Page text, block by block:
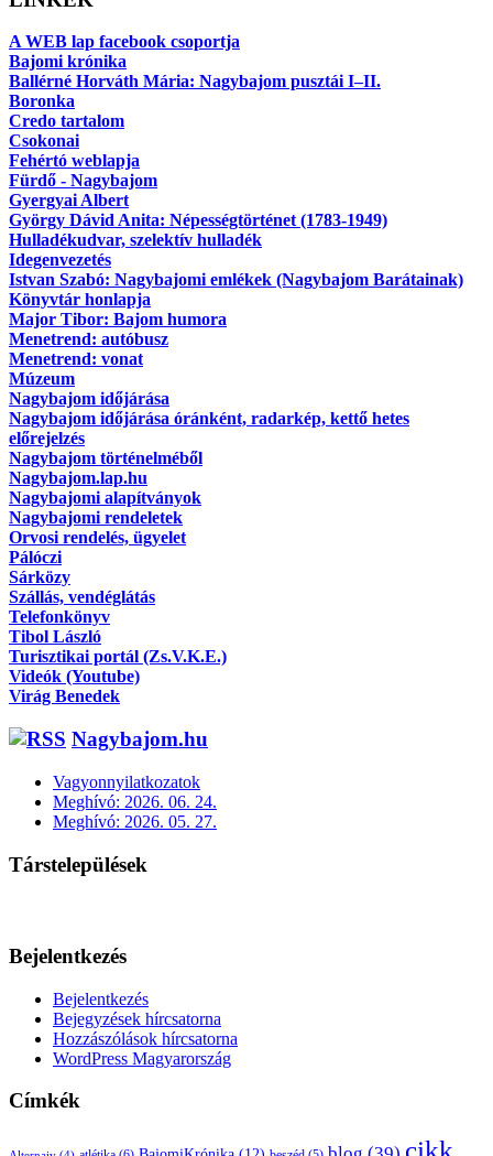
A WEB lap facebook csoportja
Bajomi krónika
Ballérné Horváth Mária: Nagybajom pusztái I–II.
Boronka
Credo tartalom
Csokonai
Fehértó weblapja
Fürdő - Nagybajom
Gyergyai Albert
György Dávid Anita: Népességtörténet (1783-1949)
Hulladékudvar, szelektív hulladék
Idegenvezetés
Istvan Szabó: Nagybajomi emlékek (Nagybajom Barátainak)
Könyvtár honlapja
Major Tibor: Bajom humora
Menetrend: autóbusz
Menetrend: vonat
Múzeum
Nagybajom időjárása
Nagybajom időjárása óránként, radarkép, kettő hetes
előrejelzés
Nagybajom történelméből
Nagybajom.lap.hu
Nagybajomi alapítványok
Nagybajomi rendeletek
Orvosi rendelés, ügyelet
Pálóczi
Sárközy
Szállás, vendéglátás
Telefonkönyv
Tibol László
Turisztikai portál (Zs.V.K.E.)
Videók (Youtube)
Virág Benedek
Nagybajom.hu
Vagyonnyilatkozatok
Meghívó: 2026. 06. 24.
Meghívó: 2026. 05. 27.
Társtelepülések
Bejelentkezés
Bejelentkezés
Bejegyzések hírcsatorna
Hozzászólások hírcsatorna
WordPress Magyarország
Címkék
cikk